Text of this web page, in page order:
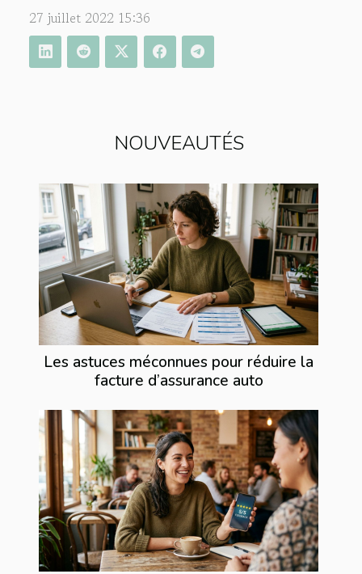
NOUVEAUTÉS
Les astuces méconnues pour réduire la
facture d’assurance auto
27 juillet 2022 15:36